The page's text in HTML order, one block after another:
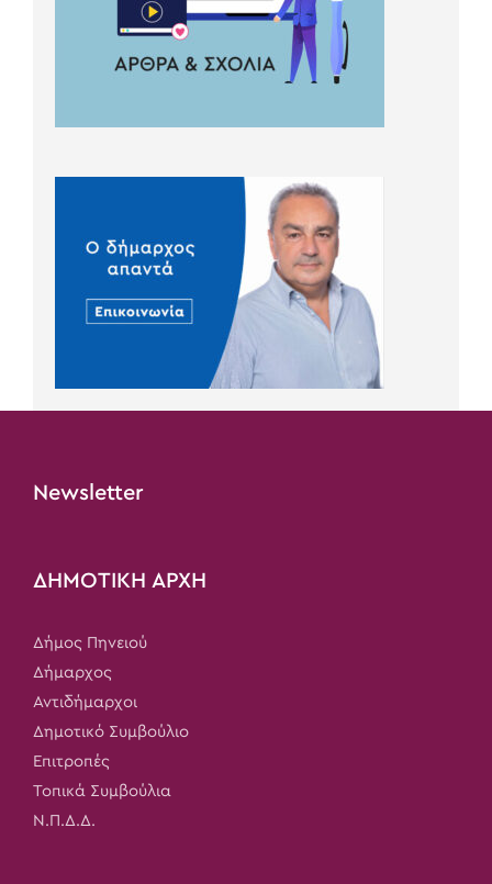
Newsletter
ΔΗΜΟΤΙΚΗ ΑΡΧΗ
Δήμος Πηνειού
Δήμαρχος
Αντιδήμαρχοι
Δημοτικό Συμβούλιο
Επιτροπές
Τοπικά Συμβούλια
Ν.Π.Δ.Δ.